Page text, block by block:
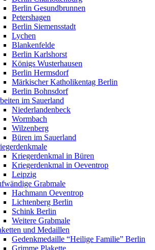
Berlin Gesundbrunnen
Petershagen
Berlin Siemensstadt
Lychen
Blankenfelde
Berlin Karlshorst
Königs Wusterhausen
Berlin Hermsdorf
Märkischer Katholikentag Berlin
Berlin Bohnsdorf
im Sauerland
Niederlandenbeck
Wormbach
Wilzenberg
Büren im Sauerland
Kriegerdenkmal in Büren
Kriegerdenkmal in Oeventrop
Leipzig
Grabmale
Hachmann Oeventrop
Lichtenberg Berlin
Schink Berlin
Weitere Grabmale
und Medaillen
Gedenkmedaille “Heilige Familie” Berlin
Grimme Plakette